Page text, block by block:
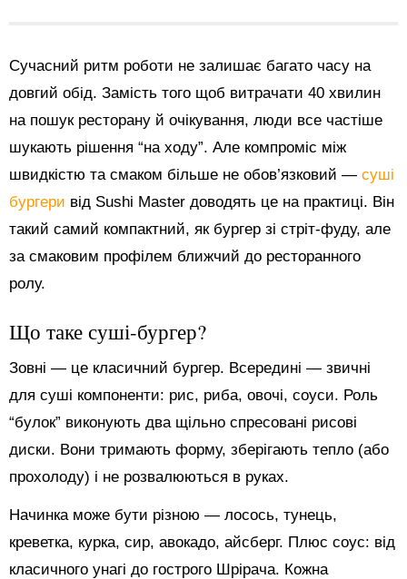
Сучасний ритм роботи не залишає багато часу на
довгий обід. Замість того щоб витрачати 40 хвилин
на пошук ресторану й очікування, люди все частіше
шукають рішення “на ходу”. Але компроміс між
швидкістю та смаком більше не обов’язковий — суші
бургери від Sushi Master доводять це на практиці. Він
такий самий компактний, як бургер зі стріт-фуду, але
за смаковим профілем ближчий до ресторанного
ролу.
Що таке суші-бургер?
Зовні — це класичний бургер. Всередині — звичні
для суші компоненти: рис, риба, овочі, соуси. Роль
“булок” виконують два щільно спресовані рисові
диски. Вони тримають форму, зберігають тепло (або
прохолоду) і не розвалюються в руках.
Начинка може бути різною — лосось, тунець,
креветка, курка, сир, авокадо, айсберг. Плюс соус: від
класичного унагі до гострого Шрірача. Кожна